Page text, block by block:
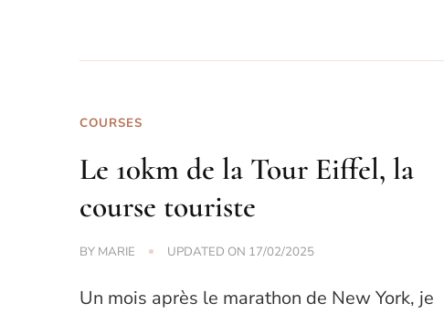
COURSES
Le 10km de la Tour Eiffel, la
course touriste
BY MARIE UPDATED ON 17/02/2025
Un mois après le marathon de New York, je